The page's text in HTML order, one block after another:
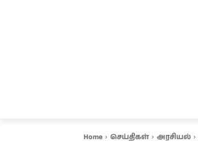
Home செய்திகள் அரசியல்